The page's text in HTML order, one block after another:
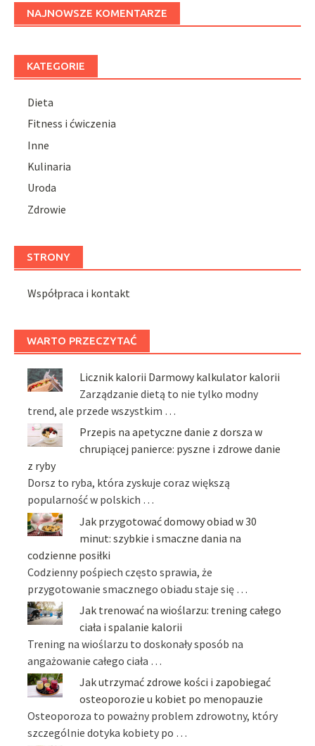
NAJNOWSZE KOMENTARZE
KATEGORIE
Dieta
Fitness i ćwiczenia
Inne
Kulinaria
Uroda
Zdrowie
STRONY
Współpraca i kontakt
WARTO PRZECZYTAĆ
Licznik kalorii Darmowy kalkulator kalorii
Zarządzanie dietą to nie tylko modny
trend, ale przede wszystkim …
Przepis na apetyczne danie z dorsza w
chrupiącej panierce: pyszne i zdrowe danie
z ryby
Dorsz to ryba, która zyskuje coraz większą
popularność w polskich …
Jak przygotować domowy obiad w 30
minut: szybkie i smaczne dania na
codzienne posiłki
Codzienny pośpiech często sprawia, że
przygotowanie smacznego obiadu staje się …
Jak trenować na wioślarzu: trening całego
ciała i spalanie kalorii
Trening na wioślarzu to doskonały sposób na
angażowanie całego ciała …
Jak utrzymać zdrowe kości i zapobiegać
osteoporozie u kobiet po menopauzie
Osteoporoza to poważny problem zdrowotny, który
szczególnie dotyka kobiety po …